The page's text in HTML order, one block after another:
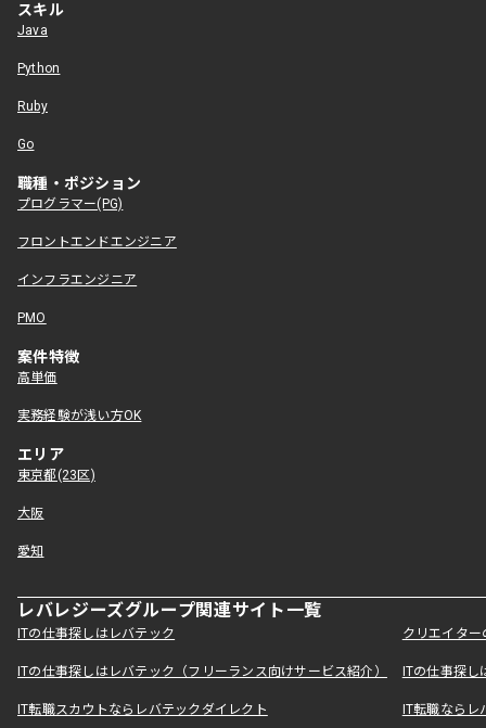
スキル
Java
Python
Ruby
Go
職種・ポジション
プログラマー(PG)
フロントエンドエンジニア
インフラエンジニア
PMO
案件特徴
高単価
実務経験が浅い方OK
エリア
東京都(23区)
大阪
愛知
レバレジーズグループ関連サイト一覧
ITの仕事探しはレバテック クリエイタ
ITの仕事探しはレバテック（フリーランス向けサービス紹介） ITの仕事探
IT転職スカウトならレバテックダイレクト IT転職なら